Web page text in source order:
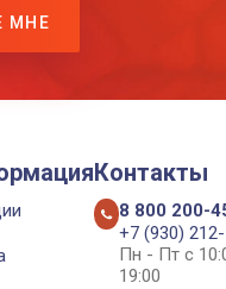
МНЕ
Контакты
8 800 200-
+7 (930)
Пн - Пт с
19:00